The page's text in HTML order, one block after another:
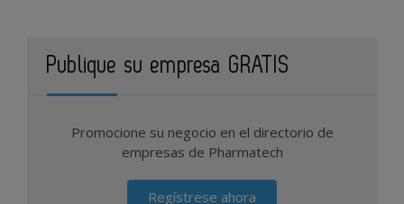
Publique su empresa GRATIS
Promocione su negocio en el directorio de
empresas de Pharmatech
Regístrese ahora